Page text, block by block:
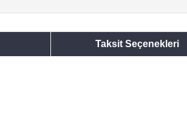
Taksit Seçenekleri